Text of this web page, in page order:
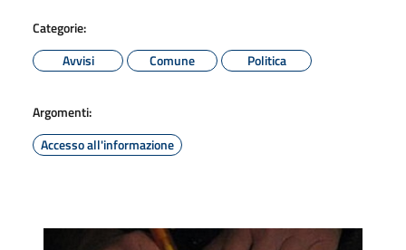
Categorie:
Avvisi
Comune Politica
Argomenti:
Accesso all'informazione